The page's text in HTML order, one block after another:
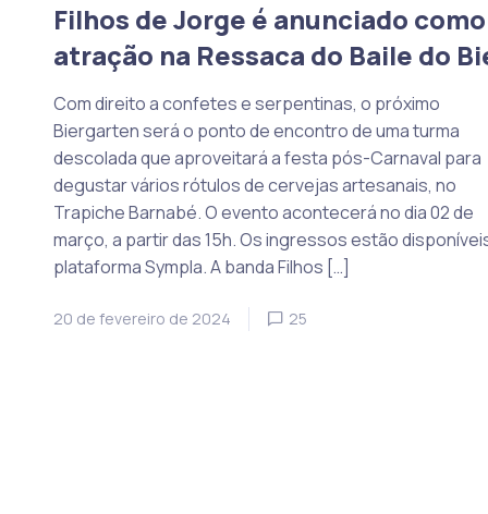
Filhos de Jorge é anunciado como
atração na Ressaca do Baile do
Com direito a confetes e serpentinas, o próximo
Biergarten será o ponto de encontro de uma turma
descolada que aproveitará a festa pós-Carnaval para
degustar vários rótulos de cervejas artesanais, no
Trapiche Barnabé. O evento acontecerá no dia 02 de
março, a partir das 15h. Os ingressos estão
plataforma Sympla. A banda Filhos […]
20 de fevereiro de 2024 25